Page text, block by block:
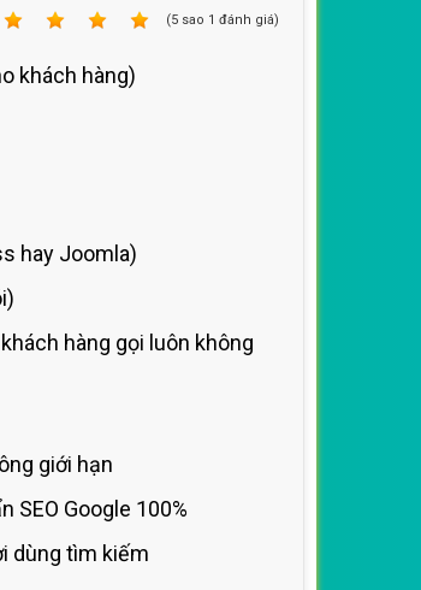
(5 sao 1 đánh giá)
khách hàng)
hay Joomla)
hàng gọi luôn không
giới hạn
SEO Google 100%
dùng tìm kiếm